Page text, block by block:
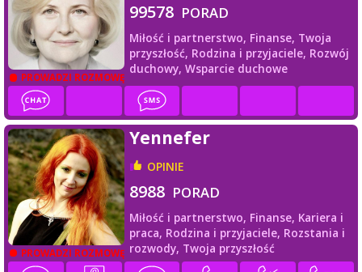
PROWADZI ROZMOWĘ
99578 PORAD
Miłość i partnerstwo, Finanse, Twoja
przyszłość, Rodzina i przyjaciele, Rozwój
duchowy, Wsparcie duchowe
PROWADZI ROZMOWĘ
Yennefer
OPINIE
8988 PORAD
Miłość i partnerstwo, Finanse, Kariera i
praca, Rodzina i przyjaciele, Rozstania i
rozwody, Twoja przyszłość